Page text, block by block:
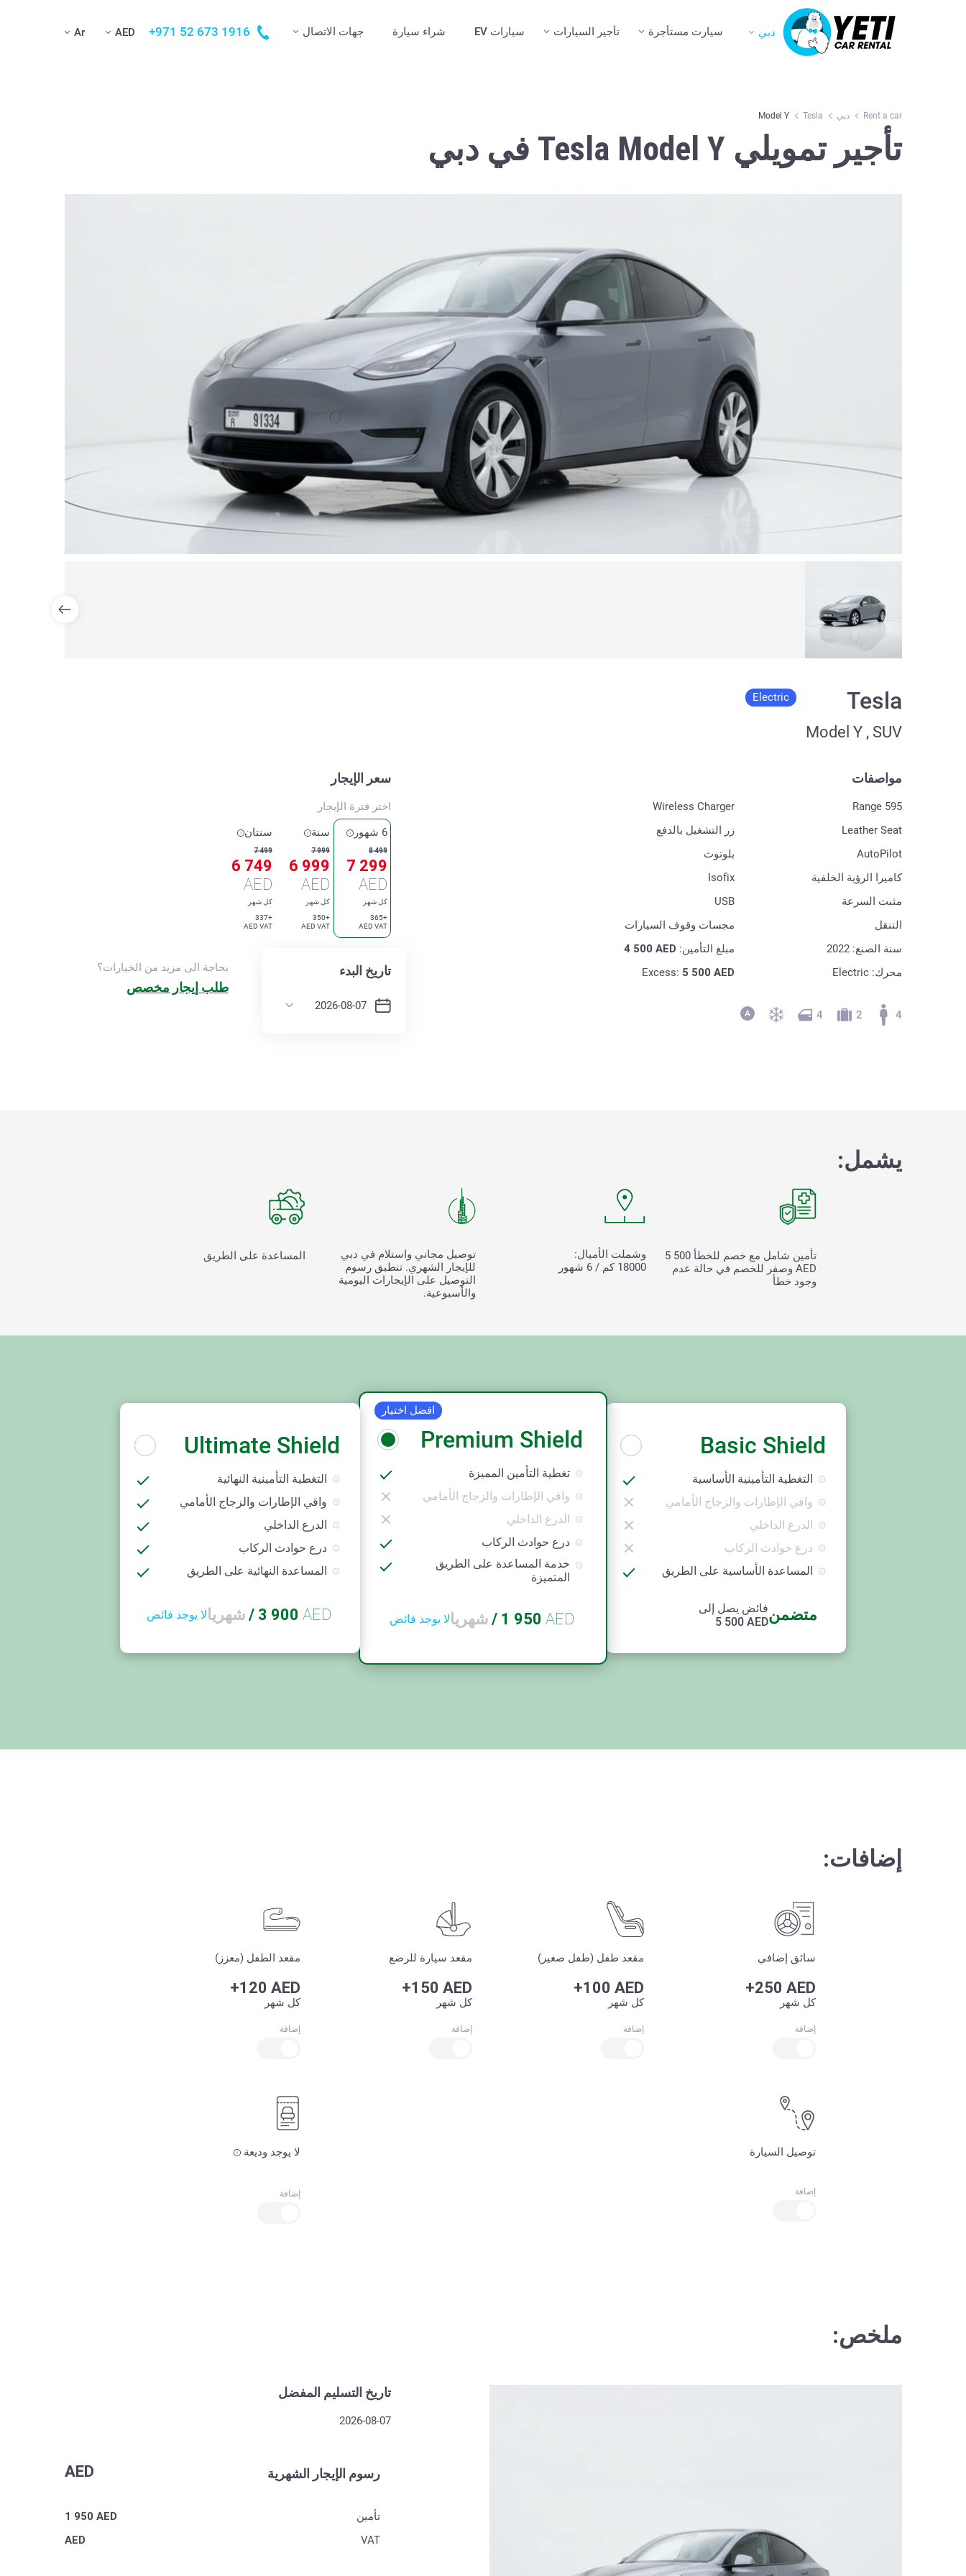
دبي سيارت مستأجرة تأجير السيارات سيارات EV شراء سيارة جهات الاتصال +971 52 673 1916
AED
Ar
Rent a car دبي Tesla
Model Y
تأجير تمويلي Tesla Model Y في دبي
Tesla
Model Y , SUV
Electric
مواصفات
Range 595
Leather Seat
AutoPilot
كاميرا الرؤية الخلفية
مثبت السرعة
التنقل
سنة الصنع: 2022
محرك: Electric
Wireless Charger
زر التشغيل بالدفع
بلوتوث
Isofix
USB
مجسات وقوف السيارات
مبلغ التأمين:
4 500 AED
Excess: 5 500 AED
4
2
4
سعر الإيجار
اختر فترة الإيجار
6 شهور
8 499
7 299
AED
كل شهر
+365
AED VAT
سنة
7 999
6 999
AED
كل شهر
+350
AED VAT
سنتان
7 499
6 749
AED
كل شهر
+337
AED VAT
تاريخ البدء بحاجة الى مزيد من الخيارات؟
طلب إيجار مخصص
يشمل:
تأمين شامل مع خصم للخطأ 5 500
AED وصفر للخصم في حالة عدم
وجود خطأ
وشملت الأميال:
18000 كم / 6 شهور
توصيل مجاني واستلام في دبي
للإيجار الشهري. تنطبق رسوم
التوصيل على الإيجارات اليومية
والأسبوعية.
المساعدة على الطريق
Basic Shield
التغطية التأمينية الأساسية
واقي الإطارات والزجاج الأمامي
الدرع الداخلي
درع حوادث الركاب
المساعدة الأساسية على الطريق
متضمنفائض يصل إلى
5 500 AED
افضل اختيار
Premium Shield
تغطية التأمين المميزة
واقي الإطارات والزجاج الأمامي
الدرع الداخلي
درع حوادث الركاب
خدمة المساعدة على الطريق
المتميزة
AED
1 950
/ شهريالا يوجد فائض
Ultimate Shield
التغطية التأمينية النهائية
واقي الإطارات والزجاج الأمامي
الدرع الداخلي
درع حوادث الركاب
المساعدة النهائية على الطريق
AED
3 900
/ شهريالا يوجد فائض
إضافات:
سائق إضافي
+250 AED
كل شهر
إضافة
مقعد طفل (طفل صغير)
+100 AED
كل شهر
إضافة
مقعد سيارة للرضع
+150 AED
كل شهر
إضافة
مقعد الطفل (معزز)
+120 AED
كل شهر
إضافة
توصيل السيارة
إضافة
لا يوجد وديعة
إضافة
ملخص:
تاريخ التسليم المفضل
2026-08-07
رسوم الإيجار الشهرية AED
تأمين 1 950 AED
VAT
AED